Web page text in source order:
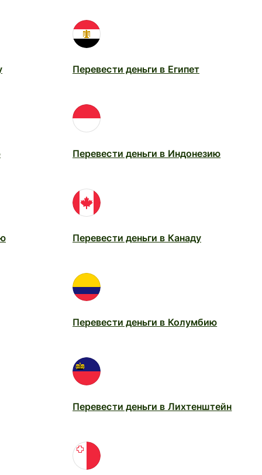
Перевести деньги в Египет
Перевести деньги в Индонезию
Перевести деньги в Канаду
Перевести деньги в Колумбию
Перевести деньги в Лихтенштейн